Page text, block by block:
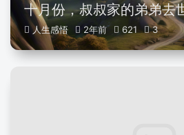
十月份，叔叔家的弟弟去
人生感悟 2年前 621 3